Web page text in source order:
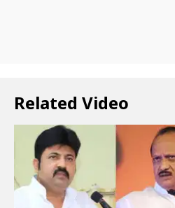
Related Video